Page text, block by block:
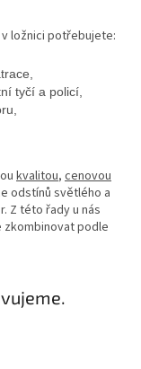
ložnici potřebujete:
tyčí a policí,
kvalitou, cenovou
odstínů světlého a
Z této řady u nás
podle